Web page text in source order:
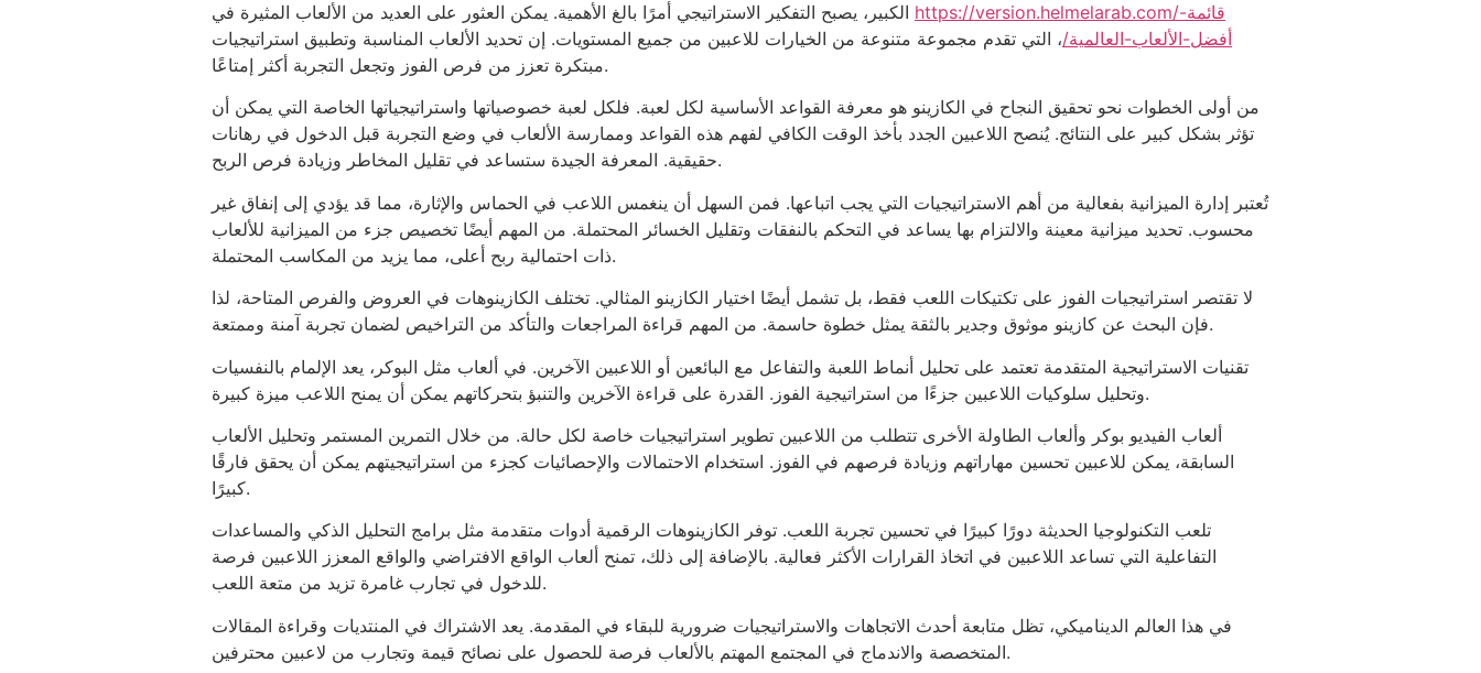
https://version.helmelarab.com/قائمة-
أفضل-الألعاب-العالمية/، التي تقدم مجموعة متنوعة من الخيارات للاعبين من جميع المستويات. إن تحديد الألعاب المناسبة وتطبيق استراتيجيات
مبتكرة تعزز من فرص الفوز وتجعل التجربة أكثر إمتاعًا.
من أولى الخطوات نحو تحقيق النجاح في الكازينو هو معرفة القواعد الأساسية لكل لعبة. فلكل لعبة خصوصياتها واستراتيجياتها الخاصة التي يمكن أن
تؤثر بشكل كبير على النتائج. يُنصح اللاعبين الجدد بأخذ الوقت الكافي لفهم هذه القواعد وممارسة الألعاب في وضع التجربة قبل الدخول في رهانات
حقيقية. المعرفة الجيدة ستساعد في تقليل المخاطر وزيادة فرص الربح.
تُعتبر إدارة الميزانية بفعالية من أهم الاستراتيجيات التي يجب اتباعها. فمن السهل أن ينغمس اللاعب في الحماس والإثارة، مما قد يؤدي إلى إنفاق غير
محسوب. تحديد ميزانية معينة والالتزام بها يساعد في التحكم بالنفقات وتقليل الخسائر المحتملة. من المهم أيضًا تخصيص جزء من الميزانية للألعاب
ذات احتمالية ربح أعلى، مما يزيد من المكاسب المحتملة.
لا تقتصر استراتيجيات الفوز على تكتيكات اللعب فقط، بل تشمل أيضًا اختيار الكازينو المثالي. تختلف الكازينوهات في العروض والفرص المتاحة، لذا
فإن البحث عن كازينو موثوق وجدير بالثقة يمثل خطوة حاسمة. من المهم قراءة المراجعات والتأكد من التراخيص لضمان تجربة آمنة وممتعة.
تقنيات الاستراتيجية المتقدمة تعتمد على تحليل أنماط اللعبة والتفاعل مع البائعين أو اللاعبين الآخرين. في ألعاب مثل البوكر، يعد الإلمام بالنفسيات
وتحليل سلوكيات اللاعبين جزءًا من استراتيجية الفوز. القدرة على قراءة الآخرين والتنبؤ بتحركاتهم يمكن أن يمنح اللاعب ميزة كبيرة.
ألعاب الفيديو بوكر وألعاب الطاولة الأخرى تتطلب من اللاعبين تطوير استراتيجيات خاصة لكل حالة. من خلال التمرين المستمر وتحليل الألعاب
السابقة، يمكن للاعبين تحسين مهاراتهم وزيادة فرصهم في الفوز. استخدام الاحتمالات والإحصائيات كجزء من استراتيجيتهم يمكن أن يحقق فارقًا
كبيرًا.
تلعب التكنولوجيا الحديثة دورًا كبيرًا في تحسين تجربة اللعب. توفر الكازينوهات الرقمية أدوات متقدمة مثل برامج التحليل الذكي والمساعدات
التفاعلية التي تساعد اللاعبين في اتخاذ القرارات الأكثر فعالية. بالإضافة إلى ذلك، تمنح ألعاب الواقع الافتراضي والواقع المعزز اللاعبين فرصة
للدخول في تجارب غامرة تزيد من متعة اللعب.
في هذا العالم الديناميكي، تظل متابعة أحدث الاتجاهات والاستراتيجيات ضرورية للبقاء في المقدمة. يعد الاشتراك في المنتديات وقراءة المقالات
المتخصصة والاندماج في المجتمع المهتم بالألعاب فرصة للحصول على نصائح قيمة وتجارب من لاعبين محترفين.